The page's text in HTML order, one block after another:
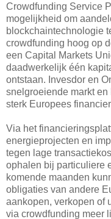
Crowdfunding Service
mogelijkheid om
blockchaintechnologie
crowdfunding hoog op
een Capital Markets
daadwerkelijk één
ontstaan. Invesdor en
snelgroeiende markt
sterk Europees
Via het
energieprojecten en
tegen lage
ophalen bij particuliere
komende maanden
obligaties van andere
aankopen, verkopen of
via crowdfunding meer